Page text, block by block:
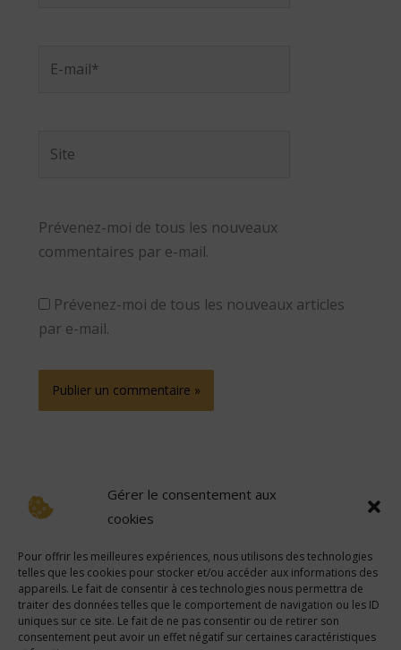
Gérer le consentement aux
cookies
Pour offrir les meilleures expériences, nous utilisons des technologies
telles que les cookies pour stocker et/ou accéder aux informations des
appareils. Le fait de consentir à ces technologies nous permettra de
traiter des données telles que le comportement de navigation ou les ID
uniques sur ce site. Le fait de ne pas consentir ou de retirer son
consentement peut avoir un effet négatif sur certaines caractéristiques
mail*
Prévenez-moi de tous les nouveaux
commentaires par e-mail.
Prévenez-moi de tous les nouveaux articles
par e-mail.
Avertissement :Certains des liens sur ce site sont des liens d’affiliation, ce qui signifie que si
vous cliquez sur l’un des liens et achetez un article, nous sommes susceptibles de recevoir une
commission. Cependant, toutes les opinions sont les nôtres.
L'abus d'alcool est dangeureux pour la santé, à consommer avec modération.